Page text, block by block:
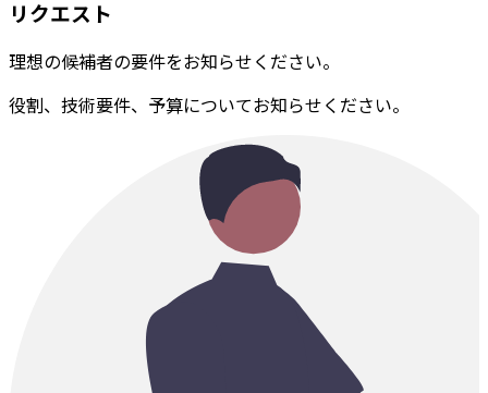
リクエスト
理想の候補者の要件をお知らせください。
役割、技術要件、予算についてお知らせください。